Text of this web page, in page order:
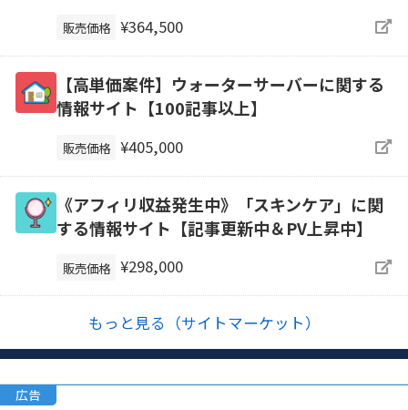
販売価格 ¥364,500
【高単価案件】ウォーターサーバーに関する
情報サイト【100記事以上】
販売価格 ¥405,000
《アフィリ収益発生中》「スキンケア」に関
する情報サイト【記事更新中＆PV上昇中】
販売価格 ¥298,000
もっと見る（サイトマーケット）
広告